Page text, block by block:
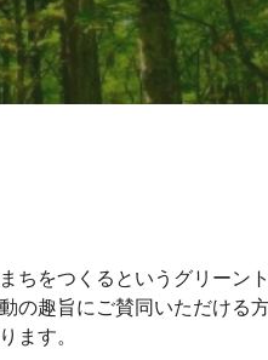
ちをつくるというグリーン
の趣旨にご賛同いただける
ます。